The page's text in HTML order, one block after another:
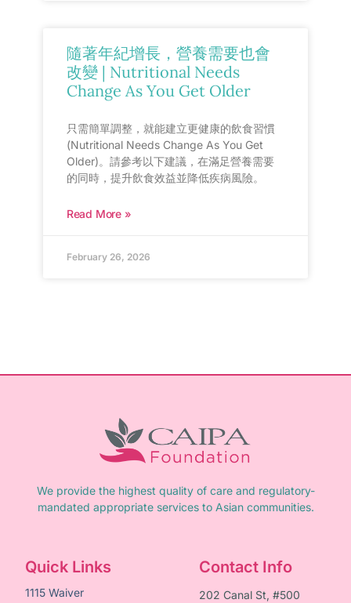
隨著年紀增長，營養需要也會
改變 | Nutritional Needs
Change As You Get Older
只需簡單調整，就能建立更健康的飲食習慣
(Nutritional Needs Change As You Get
Older)。請參考以下建議，在滿足營養需要
的同時，提升飲食效益並降低疾病風險。
Read More »
February 26, 2026
We provide the highest quality of care and regulatory-
mandated appropriate services to Asian communities.
Quick Links
1115 Waiver
Contact Info
202 Canal St, #500